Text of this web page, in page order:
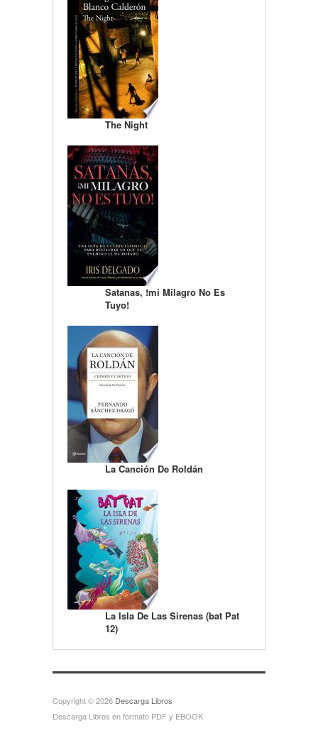
The Night
Satanas, !mi Milagro No Es
Tuyo!
La Canción De Roldán
La Isla De Las Sirenas (bat Pat
12)
Copyright © 2026 Descarga Libros
Descarga Libros en formato PDF y EBOOK